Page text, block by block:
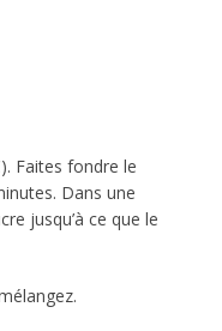
Faites fondre le
Dans une
jusqu’à ce que le